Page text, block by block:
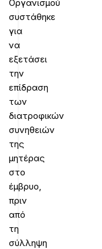
Οργανισμού
συστάθηκε
για
να
εξετάσει
την
επίδραση
των
διατροφικών
συνηθειών
της
μητέρας
στο
έμβρυο,
πριν
από
τη
σύλληψη